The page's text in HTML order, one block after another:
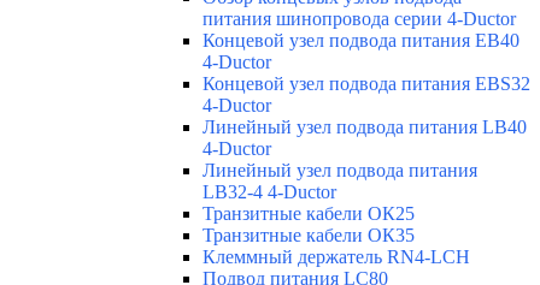
питания шинопровода серии 4-Ductor
Концевой узел подвода питания EB40
4-Ductor
Концевой узел подвода питания EBS32
4-Ductor
Линейный узел подвода питания LB40
4-Ductor
Линейный узел подвода питания
LB32-4 4-Ductor
Транзитные кабели ОК25
Транзитные кабели ОК35
Клеммный держатель RN4-LCH
Подвод питания LC80